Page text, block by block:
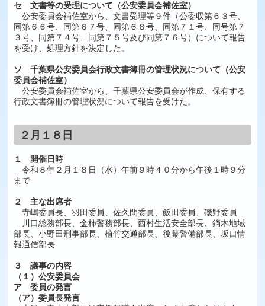
セ 文書等の受理について（公安委員会補佐室）
公安委員会補佐室から、文書受理等９件（公委収第６３号、
同第６６号、同第６７号、同第６８号、同第７１号、同号第７
３号、同第７４号、同第７５号及び同第７６号）について報告
を受け、処理方針を決定した。
ソ 千葉県公安委員会行政文書簿冊の管理状況について（公安
委員会補佐室）
公安委員会補佐室から、千葉県公安委員会が作成、保有する
行政文書簿冊の管理状況について報告を受けた。
２月１８日
１ 開催日時
令和８年２月１８日（水）午前９時４０分から午後１時９分
まで
２ 主な出席者
寺嶋委員長、羽田委員、佐久間委員、飯田委員、磯野委員
川口総務部長、金柿警務部長、西村生活安全部長、鏑木地域
部長、小野田刑事部長、植竹交通部長、後藤警備部長、坂口情
報通信部長
３ 議事の内容
（１）公安委員会
ア 委員の発言
（ア）委員長発言